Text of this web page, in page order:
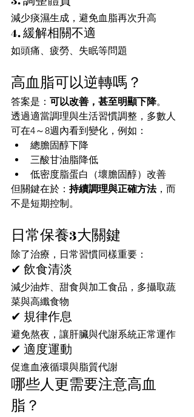
減少痰濕生成，避免血脂再次升高
4. 緩解相關不適
如頭痛、疲勞、失眠等問題
高血脂可以逆轉嗎？
答案是： 可以改善，甚至明顯下降。
透過適當調理與生活習慣調整，多數人
可在4～8週內看到變化，例如：
總膽固醇下降
三酸甘油脂降低
低密度脂蛋白（壞膽固醇）改善
但關鍵在於： 持續調理與正確方法，而
不是短期控制。
日常保養3大關鍵
除了治療，日常習慣同樣重要：
✔ 飲食清淡
減少油炸、甜食與加工食品，多攝取蔬
菜與高纖食物
✔ 規律作息
避免熬夜，讓肝臟與代謝系統正常運作
✔ 適度運動
促進血液循環與脂質代謝
哪些人更需要注意高血
脂？